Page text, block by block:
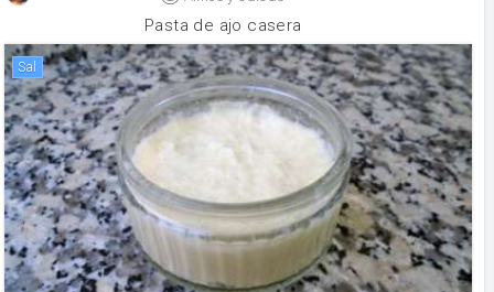
Pasta de ajo casera
sal